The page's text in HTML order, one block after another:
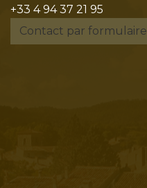
+33 4 94 37 21 95
Contact par formulaire